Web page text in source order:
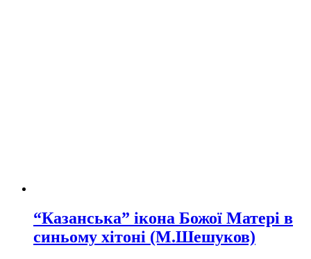
“Казанська” ікона Божої Матері в
синьому хітоні (М.Шешуков)